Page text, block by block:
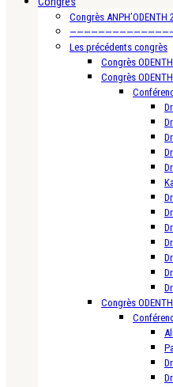
Congrès ANPH’ODENTH
Les précédents congrès
Congrès
Congrès
Congrès